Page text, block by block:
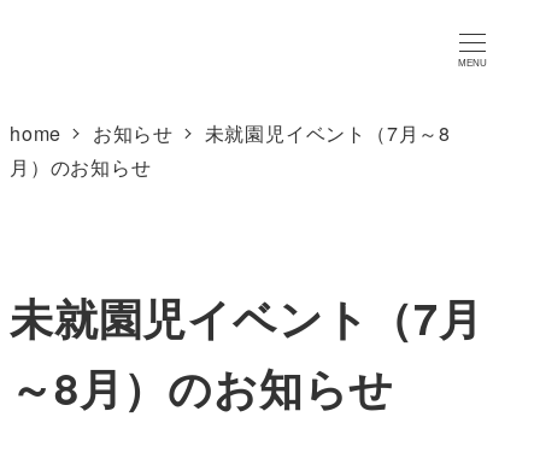
MENU
home お知らせ
未就園児イベント（7月～8
月）のお知らせ
未就園児イベント（7月
～8月）のお知らせ